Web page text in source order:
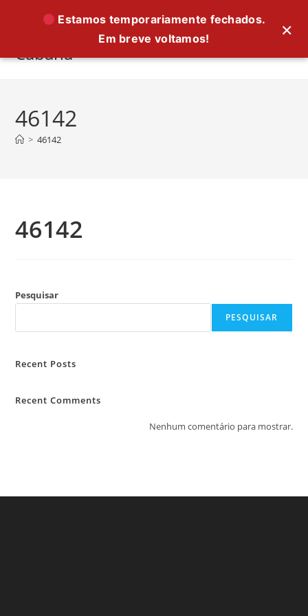
conteúdo
Cabana
46142
> 46142
46142
Pesquisar
PESQUISAR
Recent Posts
Recent Comments
Nenhum comentário para mostrar.
×
Estamos temporariamente fechados.
Em breve voltamos!